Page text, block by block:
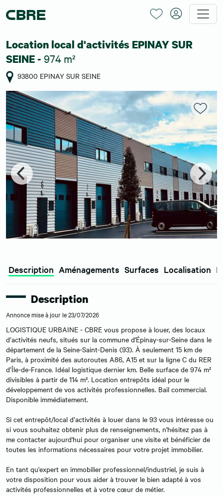
Location local d'activités EPINAY SUR
SEINE - 974 m²
93800 EPINAY SUR SEINE
Description Aménagements Surfaces Localisation
Description
Annonce mise à jour le 23/07/2026
LOGISTIQUE URBAINE - CBRE vous propose à louer, des locaux
d’activités neufs, situés sur la commune d'Épinay-sur-Seine dans le
département de la Seine-Saint-Denis (93). À seulement 15 km de
Paris, à proximité des autoroutes A86, A15 et sur la ligne C du RER
d’Île-de-France. Idéal logistique dernier km. Belle surface de 974 m²
divisibles à partir de 114 m². Location entrepôts idéal pour le
développement de vos activités professionnelles. Bail commercial.
Disponible immédiatement.
Si cet entrepôt/local d’activités à louer dans le 93 vous intéresse ou
si vous souhaitez obtenir plus de renseignements, n'hésitez pas à
me contacter aujourd'hui pour organiser une visite et bénéficier de
toutes les informations nécessaires pour votre projet immobilier.
En tant qu'expert en immobilier professionnel/industriel, je suis à
votre disposition pour vous aider à trouver le bien adapté à vos
activités professionnelles et à votre cœur de métier.